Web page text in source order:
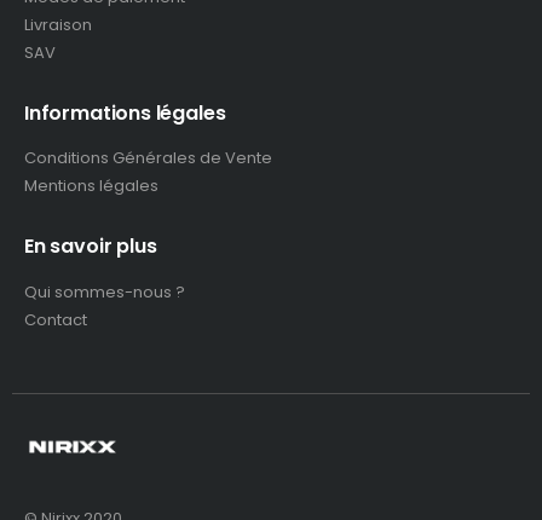
Livraison
SAV
Informations légales
Conditions Générales de Vente
Mentions légales
En savoir plus
Qui sommes-nous ?
Contact